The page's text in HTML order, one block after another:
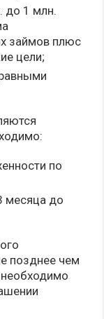
до 1 млн.
займов плюс
цели;
по
месяца до
позднее чем